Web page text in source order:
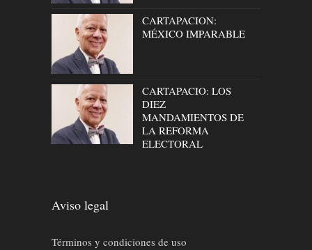
CARTAPACION:
MÉXICO IMPARABLE
CARTAPACIO: LOS
DIEZ
MANDAMIENTOS DE
LA REFORMA
ELECTORAL
Aviso legal
Términos y condiciones de uso